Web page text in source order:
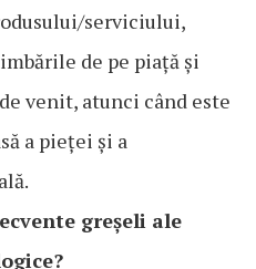
serviciului,
de pe piață și
venit, atunci când este
a pieței și a
greșeli ale